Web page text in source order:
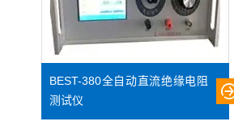
BEST-380全自动直流绝缘电阻
测试仪